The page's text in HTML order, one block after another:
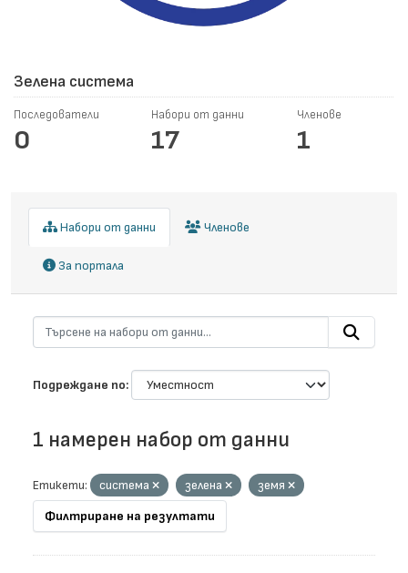
Зелена система
Последователи
0
Набори от данни
17
Членове
1
Набори от данни Членове
За портала
Подреждане по
1 намерен набор от данни
Етикети: система зелена
земя
Филтриране на резултати